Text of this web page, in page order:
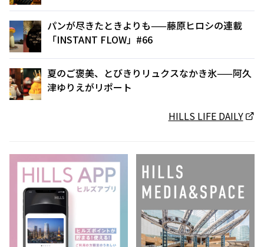
パンが尽きたときよりも——藤原ヒロシの連載
「INSTANT FLOW」#66
夏のご褒美、とびきりリュクスなかき氷——阿久
津ゆりえがリポート
HILLS LIFE DAILY